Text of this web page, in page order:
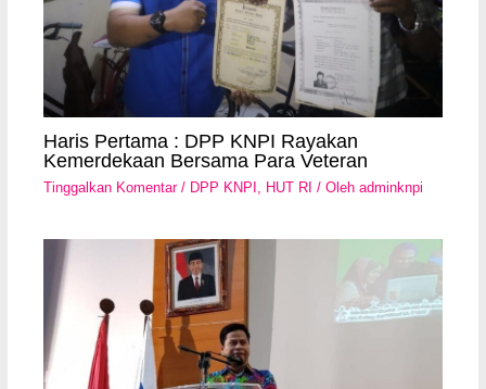
Haris Pertama : DPP KNPI Rayakan
Kemerdekaan Bersama Para Veteran
Tinggalkan Komentar / DPP KNPI HUT RI / Olehadminknpi